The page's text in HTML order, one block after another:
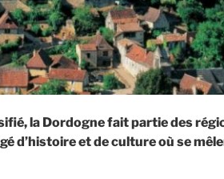
la Dordogne fait partie des
d’histoire et de culture où se